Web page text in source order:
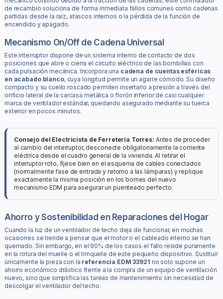
de recambio soluciona de forma inmediata fallos comunes como cadenas
partidas desde la raíz, atascos internos o la pérdida de la función de
encendido y apagado.
Mecanismo On/Off de Cadena Universal
Este interruptor dispone de un sistema interno de contacto de dos
posiciones que abre o cierra el circuito eléctrico de las bombillas con
cada pulsación mecánica. Incorpora una cadena de cuentas esféricas
en acabado blanco, cuya longitud permite un agarre cómodo. Su diseño
compacto y su cuello roscado permiten insertarlo a presión a través del
orificio lateral de la carcasa metálica o florón inferior de casi cualquier
marca de ventilador estándar, quedando asegurado mediante su tuerca
exterior en pocos minutos.
Consejo del Electricista de Ferretería Torres: Antes de proceder
al cambio del interruptor, desconecte obligatoriamente la corriente
eléctrica desde el cuadro general de la vivienda. Al retirar el
interruptor roto, fíjese bien en el esquema de cables conectados
(normalmente fase de entrada y retorno a las lámparas) y replique
exactamente la misma posición en los bornes del nuevo
mecanismo EDM para asegurar un puenteado perfecto.
Ahorro y Sostenibilidad en Reparaciones del Hogar
Cuando la luz de un ventilador de techo deja de funcionar, en muchas
ocasiones se tiende a pensar que el motor o el cableado interno se han
quemado. Sin embargo, en el 90% de los casos el fallo reside puramente
en la rotura del muelle o el trinquete de este pequeño dispositivo. Sustituir
únicamente la pieza con la referencia EDM 33921 no solo supone un
ahorro económico drástico frente a la compra de un equipo de ventilación
nuevo, sino que simplifica las tareas de mantenimiento sin necesidad de
descolgar el ventilador del techo.